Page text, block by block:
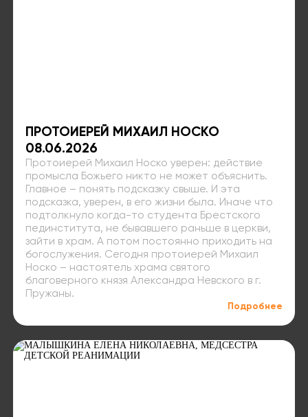
ПРОТОИЕРЕЙ МИХАИЛ НОСКО
08.06.2026
Протоиерей Михаил Носко уверен: действие
промысла Божьего никто не может объяснить.
Главное – понять подсказку свыше. И эта
подсказка, уверен, в его жизни была. Иначе что
подтолкнуло когда-то студента Брестского
пединститута, не бывавшего раньше в церкви,
зайти в храм. А потом постоянно приходить на
богослужения. Сегодня протоиерей Михаил
Носко – настоятель храма святого
благоверного князя Александра Невского в г.
Пружаны.
Подробнее